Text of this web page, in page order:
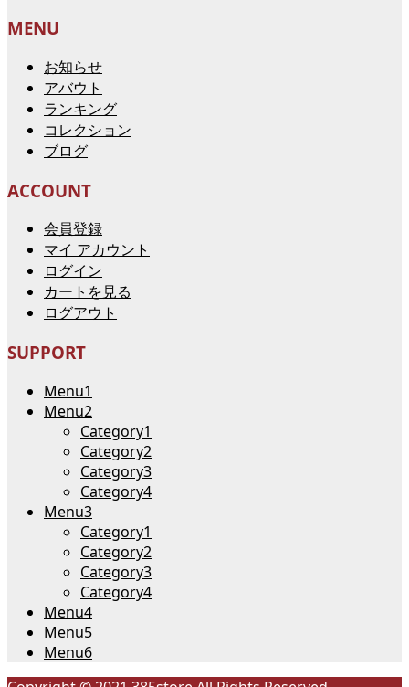
MENU
お知らせ
アバウト
ランキング
コレクション
ブログ
ACCOUNT
会員登録
マイ アカウント
ログイン
カートを見る
ログアウト
SUPPORT
Menu1
Menu2
Category1
Category2
Category3
Category4
Menu3
Category1
Category2
Category3
Category4
Menu4
Menu5
Menu6